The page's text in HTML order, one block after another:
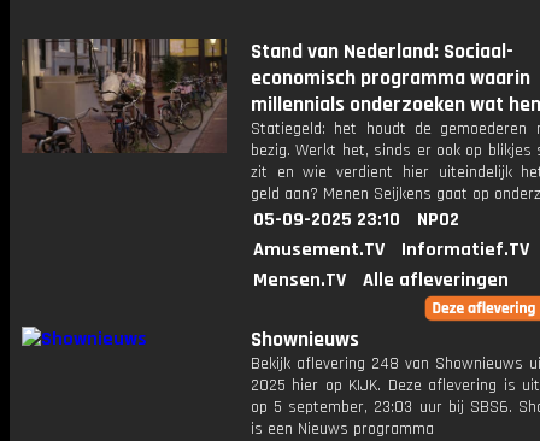
Stand van Nederland: Sociaal-
economisch programma waarin
millennials onderzoeken wat
Statiegeld: het houdt de gemoederen
bezig. Werkt het, sinds er ook op blikjes
zit en wie verdient hier uiteindelijk
geld aan? Menen Seijkens gaat op
05-09-2025 23:10
NPO2
Amusement.TV
Informatief.TV
Mensen.TV
Alle afleveringen
Shownieuws
Bekijk aflevering 248 van Shownieuws
2025 hier op KIJK. Deze aflevering is
op 5 september, 23:03 uur bij SBS6.
is een Nieuws programma